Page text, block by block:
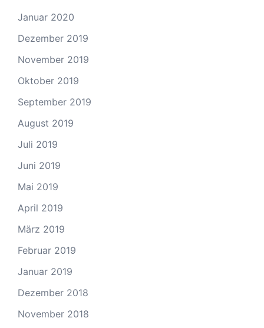
Januar 2020
Dezember 2019
November 2019
Oktober 2019
September 2019
August 2019
Juli 2019
Juni 2019
Mai 2019
April 2019
März 2019
Februar 2019
Januar 2019
Dezember 2018
November 2018